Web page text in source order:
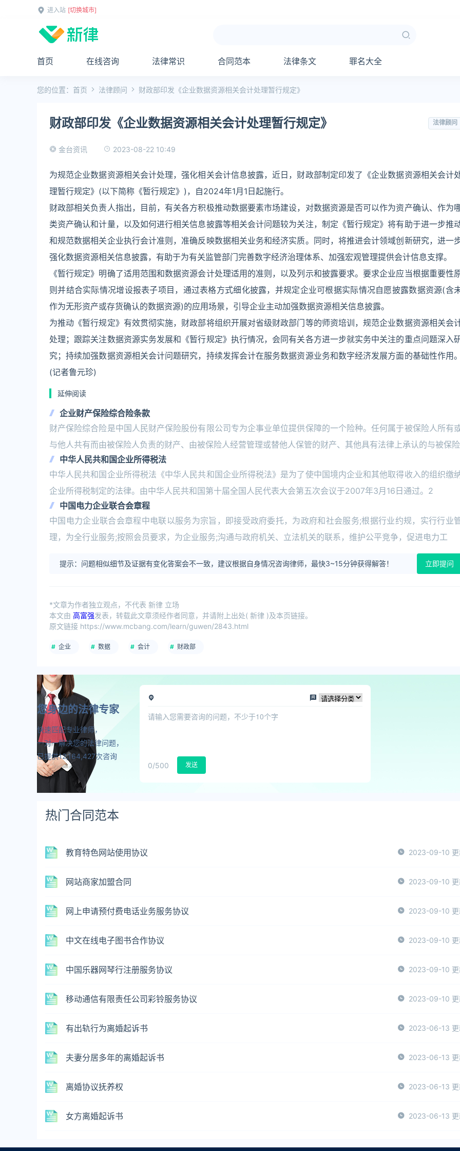
进入站 [切换城市]
首页 在线咨询 法律常识 合同范本 法律条文 罪名大全
您的位置： 首页 法律顾问 财政部印发《企业数据资源相关会计处理暂行规定》
财政部印发《企业数据资源相关会计处理暂行规定》 法律顾问
金台资讯 2023-08-22 10:49
为规范企业数据资源相关会计处理，强化相关会计信息披露，近日，财政部制定印发了《企业数据资源相关会计
理暂行规定》(以下简称《暂行规定》)，自2024年1月1日起施行。
财政部相关负责人指出，目前，有关各方积极推动数据要素市场建设，对数据资源是否可以作为资产确认、作为
类资产确认和计量，以及如何进行相关信息披露等相关会计问题较为关注，制定《暂行规定》将有助于进一步推
和规范数据相关企业执行会计准则，准确反映数据相关业务和经济实质。同时，将推进会计领域创新研究，进一
强化数据资源相关信息披露，有助于为有关监管部门完善数字经济治理体系、加强宏观管理提供会计信息支撑。
《暂行规定》明确了适用范围和数据资源会计处理适用的准则，以及列示和披露要求。要求企业应当根据重要性
则并结合实际情况增设报表子项目，通过表格方式细化披露，并规定企业可根据实际情况自愿披露数据资源(含
作为无形资产或存货确认的数据资源)的应用场景，引导企业主动加强数据资源相关信息披露。
为推动《暂行规定》有效贯彻实施，财政部将组织开展对省级财政部门等的师资培训，规范企业数据资源相关会
处理；跟踪关注数据资源实务发展和《暂行规定》执行情况，会同有关各方进一步就实务中关注的重点问题深入
究；持续加强数据资源相关会计问题研究，持续发挥会计在服务数据资源业务和数字经济发展方面的基础性作用
(记者鲁元珍)
延伸阅读
企业财产保险综合险条款
财产保险综合险是中国人民财产保险股份有限公司专为企事业单位提供保障的一个险种。任何属于被保险人所有
与他人共有而由被保险人负责的财产、由被保险人经营管理或替他人保管的财产、其他具有法律上承认的与被保险
中华人民共和国企业所得税法
中华人民共和国企业所得税法《中华人民共和国企业所得税法》是为了使中国境内企业和其他取得收入的组织缴
企业所得税制定的法律。由中华人民共和国第十届全国人民代表大会第五次会议于2007年3月16日通过。2
中国电力企业联合会章程
中国电力企业联合会章程中电联以服务为宗旨，即接受政府委托，为政府和社会服务;根据行业约规，实行行业
理，为全行业服务;按照会员要求，为企业服务;沟通与政府机关、立法机关的联系，维护公平竞争，促进电力工
提示：问题相似细节及证据有变化答案会不一致，建议根据自身情况咨询律师，最快3~15分钟获得解答！ 立即提问
*文章为作者独立观点，不代表 新律 立场
本文由 高富强发表，转载此文章须经作者同意，并请附上出处( 新律 )及本页链接。
原文链接 https://www.mcbang.com/learn/guwen/2843.html
企业 数据 会计 财政部
您身边的法律专家
快速匹配专业律师，
一对一解决您的法律问题，
已提供12,164,427次咨询
0/500 发送
热门合同范本
教育特色网站使用协议 2023-09-10 更
网站商家加盟合同 2023-09-10 更
网上申请预付费电话业务服务协议 2023-09-10 更
中文在线电子图书合作协议 2023-09-10 更
中国乐器网琴行注册服务协议 2023-09-10 更
移动通信有限责任公司彩铃服务协议 2023-09-10 更
有出轨行为离婚起诉书 2023-06-13 更
夫妻分居多年的离婚起诉书 2023-06-13 更
离婚协议抚养权 2023-06-13 更
女方离婚起诉书 2023-06-13 更